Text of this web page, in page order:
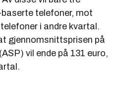
telefoner, mot
i andre kvartal.
gjennomsnittsprisen på
vil ende på 131 euro,